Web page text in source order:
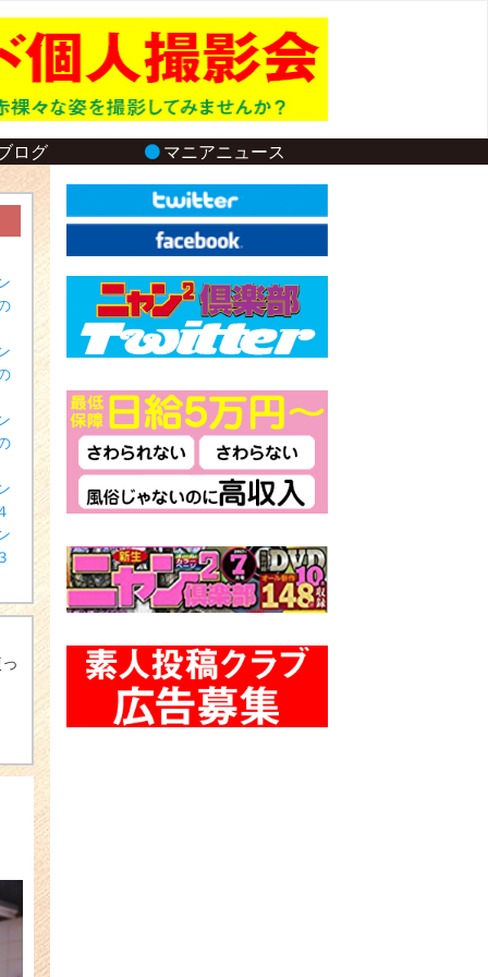
ログ マニアニュース